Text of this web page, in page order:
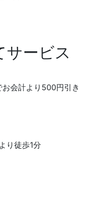
サービス
会計より500円引き
り徒歩1分